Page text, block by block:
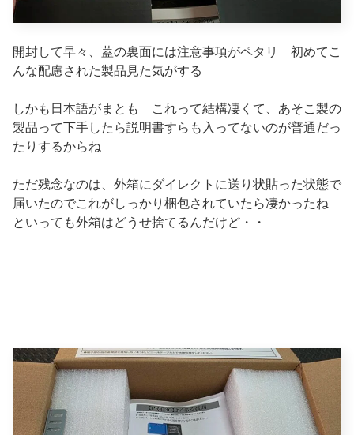
開封して早々、蓋の裏面には注意事項がペタリ 初めてこ
んな配慮された製品見た気がする
しかも日本語がまとも これって結構凄くて、あそこ製の
製品って下手したら説明書すらも入ってないのが普通だっ
たりするからね
ただ残念なのは、外箱にダイレクトに送り状貼った状態で
届いたのでこれがしっかり梱包されていたら凄かったね
といっても外箱はどうせ捨てるんだけど・・